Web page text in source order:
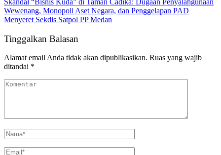
Wewenang, Monopoli Aset Negara, dan Penggelapan PAD
Menyeret Sekdis Satpol PP Medan
Tinggalkan Balasan
Alamat email Anda tidak akan dipublikasikan. Ruas yang wajib
ditandai *